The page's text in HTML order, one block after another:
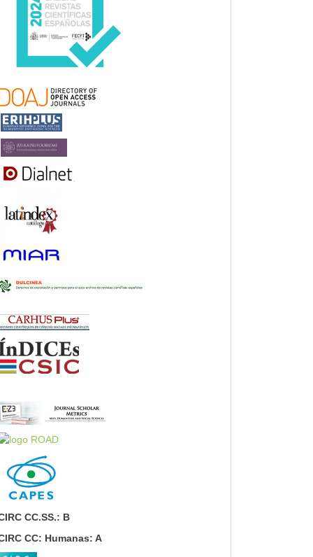
CC.SS.: B
CC: Humanas: A